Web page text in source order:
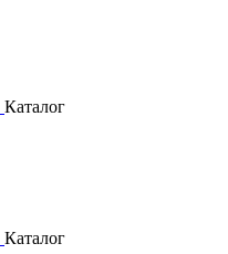
Каталог
Каталог